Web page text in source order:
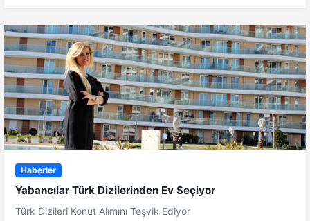
Haberler
Yabancılar Türk Dizilerinden Ev Seçiyor
Türk Dizileri Konut Alımını Teşvik Ediyor